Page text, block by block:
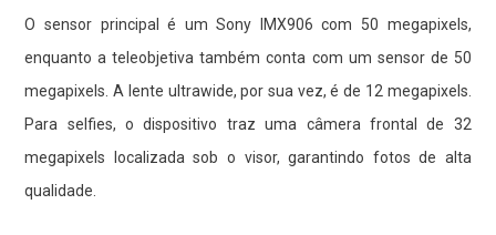
O sensor principal é um Sony IMX906 com 50 megapixels,
enquanto a teleobjetiva também conta com um sensor de 50
megapixels. A lente ultrawide, por sua vez, é de 12 megapixels.
Para selfies, o dispositivo traz uma câmera frontal de 32
megapixels localizada sob o visor, garantindo fotos de alta
qualidade.